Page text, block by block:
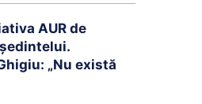
AUR de
„Nu există